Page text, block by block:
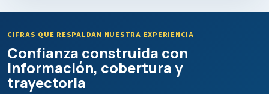
CIFRAS QUE RESPALDAN NUESTRA EXPERIENCIA
Confianza construida con
información, cobertura y
trayectoria